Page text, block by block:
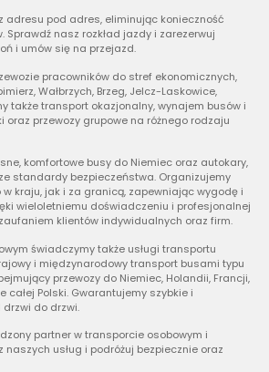
adresu pod adres, eliminując konieczność
nasz rozkład jazdy i zarezerwuj
i umów się na przejazd.
pracowników do stref ekonomicznych,
Wałbrzych, Brzeg, Jelcz-Laskowice,
także transport okazjonalny, wynajem busów i
oraz przewozy grupowe na różnego rodzaju
komfortowe busy do Niemiec oraz autokary,
standardy bezpieczeństwa. Organizujemy
w kraju, jak i za granicą, zapewniając wygodę i
wieloletniemu doświadczeniu i profesjonalnej
klientów indywidualnych oraz firm.
świadczymy także usługi transportu
i międzynarodowy transport busami typu
przewozy do Niemiec, Holandii, Francji,
całej Polski. Gwarantujemy szybkie i
do drzwi.
partner w transporcie osobowym i
naszych usług i podróżuj bezpiecznie oraz